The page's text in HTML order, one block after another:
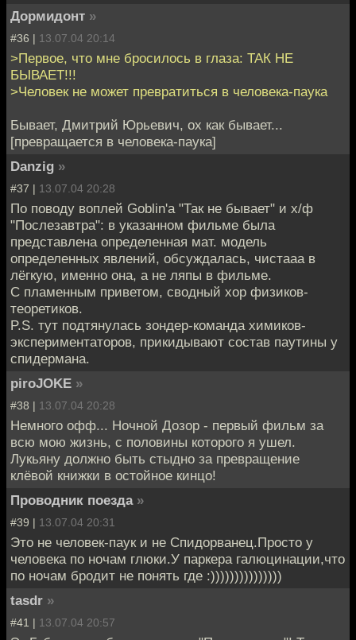
Дормидонт »
#36 | 13.07.04 20:14
>Первое, что мне бросилось в глаза: ТАК НЕ
БЫВАЕТ!!!
>Человек не может превратиться в человека-паука
Бывает, Дмитрий Юрьевич, ох как бывает...
[превращается в человека-паука]
Danzig »
#37 | 13.07.04 20:28
По поводу воплей Goblin'а "Так не бывает" и х/ф
"Послезавтра": в указанном фильме была
представлена определенная мат. модель
определенных явлений, обсуждалась, чистааа в
лёгкую, именно она, а не ляпы в фильме.
С пламенным приветом, сводный хор физиков-
теоретиков.
P.S. тут подтянулась зондер-команда химиков-
экспериментаторов, прикидывают состав паутины у
спидермана.
piroJOKE »
#38 | 13.07.04 20:28
Немного офф... Ночной Дозор - первый фильм за
всю мою жизнь, с половины которого я ушел.
Лукьяну должно быть стыдно за превращение
клёвой книжки в остойное кинцо!
Проводник поезда »
#39 | 13.07.04 20:31
Это не человек-паук и не Спидорванец.Просто у
человека по ночам глюки.У паркера галюцинации,что
по ночам бродит не понять где :)))))))))))))))
tasdr »
#41 | 13.07.04 20:57